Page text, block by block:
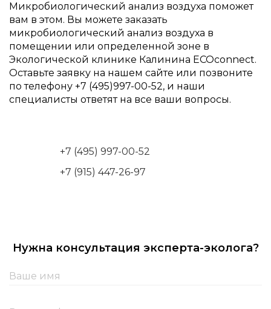
Микробиологический анализ воздуха поможет
вам в этом. Вы можете заказать
микробиологический анализ воздуха в
помещении или определенной зоне в
Экологической клинике Калинина ECOconnect.
Оставьте заявку на нашем сайте или позвоните
по телефону +7 (495)997-00-52, и наши
специалисты ответят на все ваши вопросы.
+7 (495) 997-00-52
+7 (915) 447-26-97
Нужна консультация эксперта-эколога?